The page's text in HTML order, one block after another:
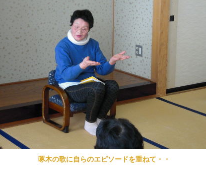
啄木の歌に自らのエピソードを重ねて・・